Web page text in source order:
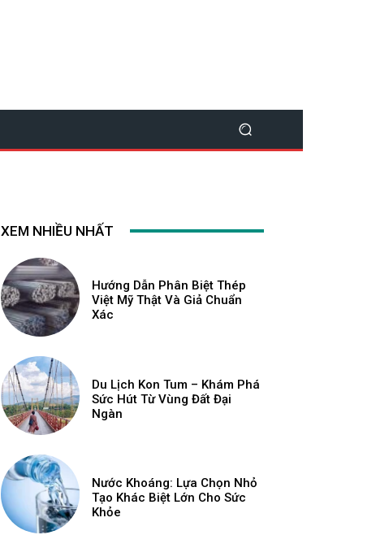
XEM NHIỀU NHẤT
Hướng Dẫn Phân Biệt Thép
Việt Mỹ Thật Và Giả Chuẩn
Xác
Du Lịch Kon Tum – Khám Phá
Sức Hút Từ Vùng Đất Đại
Ngàn
Nước Khoáng: Lựa Chọn Nhỏ
Tạo Khác Biệt Lớn Cho Sức
Khỏe